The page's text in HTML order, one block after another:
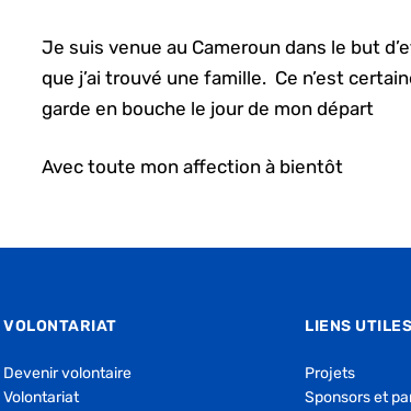
Je suis venue au Cameroun dans le but
que j’ai trouvé une famille. Ce n’est
garde en bouche le jour de mon départ
Avec toute mon affection à bientôt
VOLONTARIAT
Devenir volontaire
Volontariat
LIENS UTILES
Projets
Sponsors et